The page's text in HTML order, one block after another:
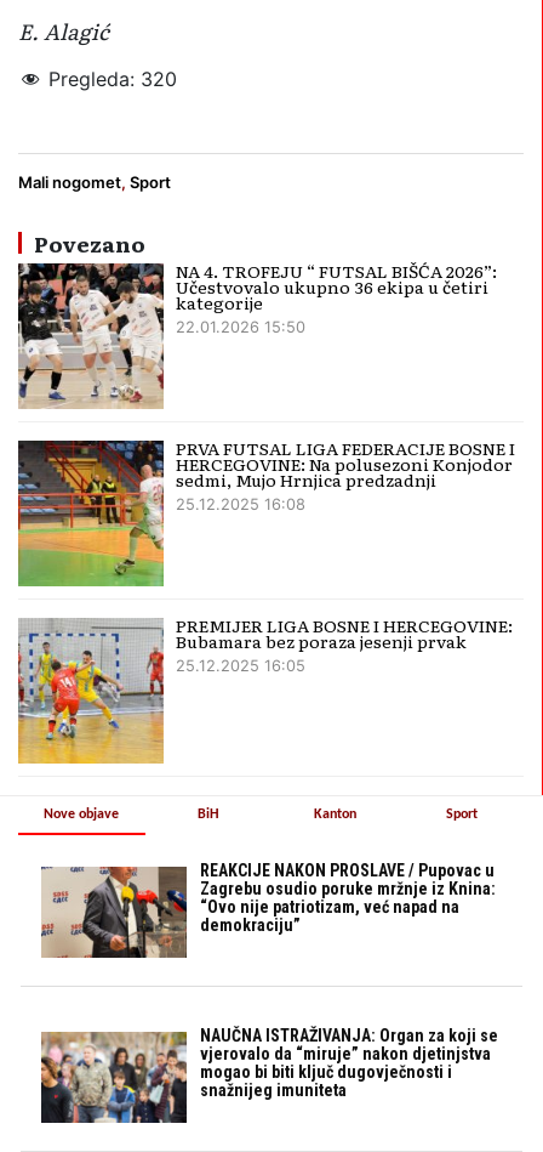
E. Alagić
Pregleda: 320
Mali nogomet, Sport
Povezano
NA 4. TROFEJU “ FUTSAL BIŠĆA 2026”:
Učestvovalo ukupno 36 ekipa u četiri
kategorije
22.01.2026 15:50
PRVA FUTSAL LIGA FEDERACIJE BOSNE I
HERCEGOVINE: Na polusezoni Konjodor
sedmi, Mujo Hrnjica predzadnji
25.12.2025 16:08
PREMIJER LIGA BOSNE I HERCEGOVINE:
Bubamara bez poraza jesenji prvak
25.12.2025 16:05
Nove objave
REAKCIJE NAKON PROSLAVE / Pupovac u
Zagrebu osudio poruke mržnje iz Knina:
“Ovo nije patriotizam, već napad na
demokraciju”
NAUČNA ISTRAŽIVANJA: Organ za koji se
vjerovalo da “miruje” nakon djetinjstva
mogao bi biti ključ dugovječnosti i
snažnijeg imuniteta
BiH Kanton Sport